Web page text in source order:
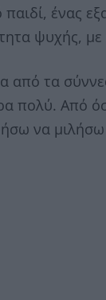
ένας
ψυχής,
από τα
πολύ. Από
να μιλήσω